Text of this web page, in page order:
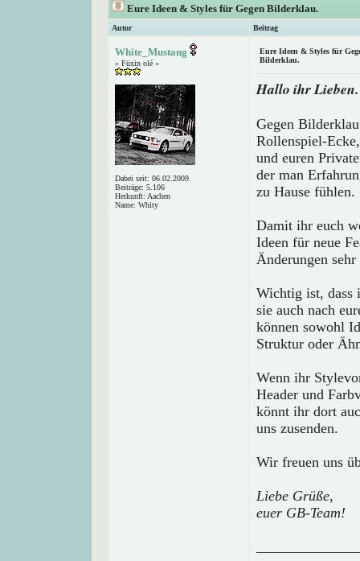
Eure Ideen & Styles für Gegen Bilderklau.
Autor Beitrag
White_Mustang
» Füxin olé «
Dabei seit: 06.02.2009
Beiträge: 5.106
Herkunft: Aachen
Name: Whity
Eure Ideen & Styles für
Bilderklau.
Hallo ihr Lieben.
Gegen
Rollenspiel-
und euren
der man
zu Hause fühlen.
Damit ihr euch
Ideen für neue
Änderungen
Wichtig ist, dass
sie auch nach
können sowohl
Struktur oder
Wenn ihr
Header und
könnt ihr dort
uns zusenden.
Wir freuen uns
Liebe Grüße,
euer GB-Team!